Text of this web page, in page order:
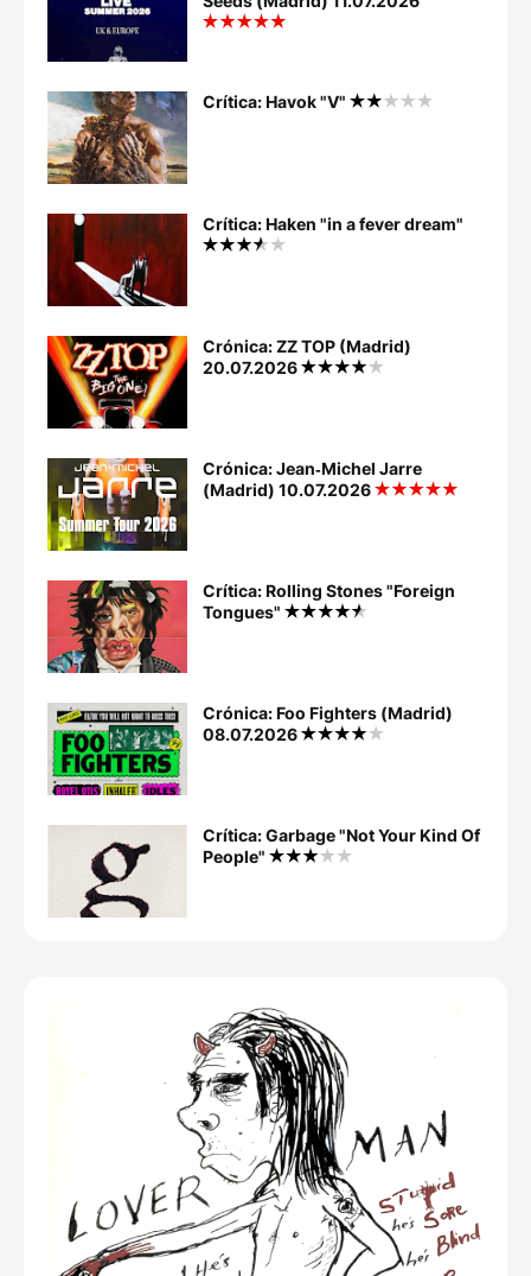
Crítica: Havok "V"
Crítica: Haken "in a fever dream"
Crónica: ZZ TOP (Madrid)
20.07.2026
Crónica: Jean‐Michel Jarre
(Madrid) 10.07.2026
Crítica: Rolling Stones "Foreign
Tongues"
Crónica: Foo Fighters (Madrid)
08.07.2026
Crítica: Garbage "Not Your Kind Of
People"